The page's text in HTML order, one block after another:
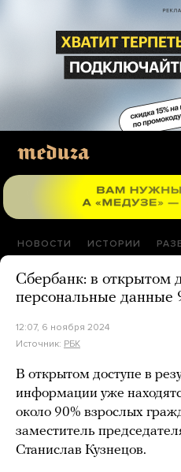
материалам
НОВОСТИ ИСТОРИИ
Сбербанк: в открытом
персональные данные
12:07, 6 ноября 2024
Источник: РБК
В открытом доступе в
информации уже
около 90% взрослых
заместитель
Станислав Кузнецов.